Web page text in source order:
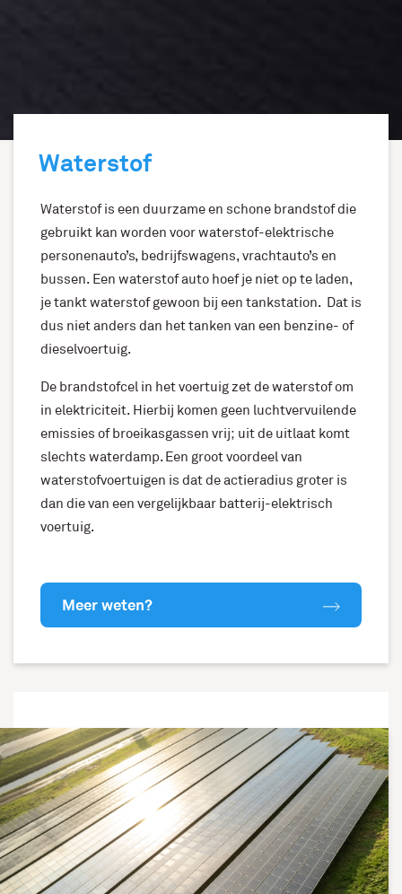
Waterstof
Waterstof is een duurzame en schone brandstof die
gebruikt kan worden voor waterstof-elektrische
personenauto’s, bedrijfswagens, vrachtauto’s en
bussen. Een waterstof auto hoef je niet op te laden,
je tankt waterstof gewoon bij een tankstation. Dat is
dus niet anders dan het tanken van een benzine- of
dieselvoertuig.
De brandstofcel in het voertuig zet de waterstof om
in elektriciteit. Hierbij komen geen luchtvervuilende
emissies of broeikasgassen vrij; uit de uitlaat komt
slechts waterdamp. Een groot voordeel van
waterstofvoertuigen is dat de actieradius groter is
dan die van een vergelijkbaar batterij-elektrisch
voertuig.
Meer weten?